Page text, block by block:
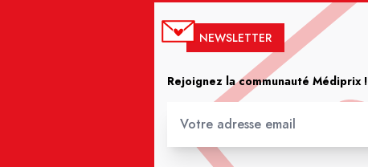
NEWSLETTER
Rejoignez la communauté Médiprix !